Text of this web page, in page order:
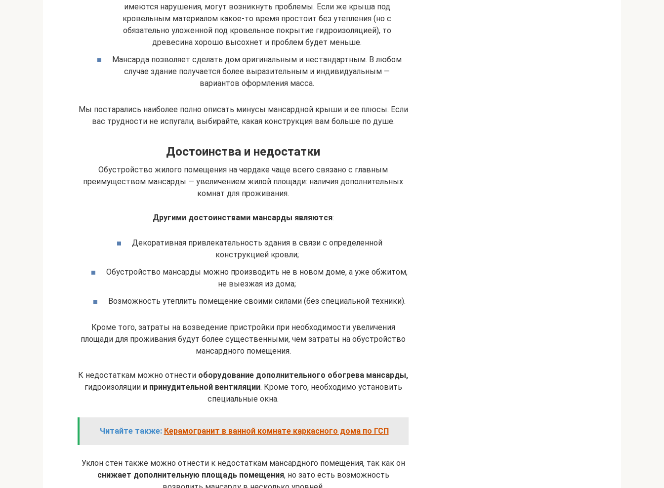
имеются нарушения, могут возникнуть проблемы. Если же крыша под
кровельным материалом какое-то время простоит без утепления (но с
обязательно уложенной под кровельное покрытие гидроизоляцией), то
древесина хорошо высохнет и проблем будет меньше.
Мансарда позволяет сделать дом оригинальным и нестандартным. В любом
случае здание получается более выразительным и индивидуальным —
вариантов оформления масса.
Мы постарались наиболее полно описать минусы мансардной крыши и ее плюсы. Если
вас трудности не испугали, выбирайте, какая конструкция вам больше по душе.
Достоинства и недостатки
Обустройство жилого помещения на чердаке чаще всего связано с главным
преимуществом мансарды — увеличением жилой площади: наличия дополнительных
комнат для проживания.
Другими достоинствами мансарды являются:
Декоративная привлекательность здания в связи с определенной
конструкцией кровли;
Обустройство мансарды можно производить не в новом доме, а уже обжитом,
не выезжая из дома;
Возможность утеплить помещение своими силами (без специальной техники).
Кроме того, затраты на возведение пристройки при необходимости увеличения
площади для проживания будут более существенными, чем затраты на обустройство
мансардного помещения.
К недостаткам можно отнести оборудование дополнительного обогрева мансарды,
гидроизоляции и принудительной вентиляции. Кроме того, необходимо установить
специальные окна.
Читайте также: Керамогранит в ванной комнате каркасного дома по ГСП
Уклон стен также можно отнести к недостаткам мансардного помещения, так как он
снижает дополнительную площадь помещения, но зато есть возможность